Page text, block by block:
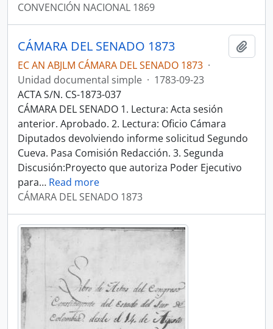
CONVENCIÓN NACIONAL 1869
CÁMARA DEL SENADO 1873
EC AN ABJLM CÁMARA DEL SENADO 1873 ·
Unidad documental simple · 1783-09-23
ACTA S/N. CS-1873-037
CÁMARA DEL SENADO 1. Lectura: Acta sesión
anterior. Aprobado. 2. Lectura: Oficio Cámara
Diputados devolviendo informe solicitud Segundo
Cueva. Pasa Comisión Redacción. 3. Segunda
Discusión:Proyecto que autoriza Poder Ejecutivo
para… Read more
CÁMARA DEL SENADO 1873